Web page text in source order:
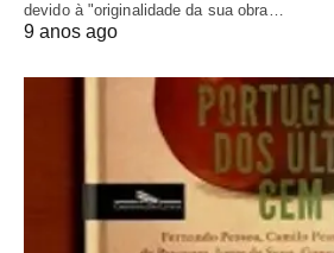
devido à "originalidade da sua obra…
9 anos ago